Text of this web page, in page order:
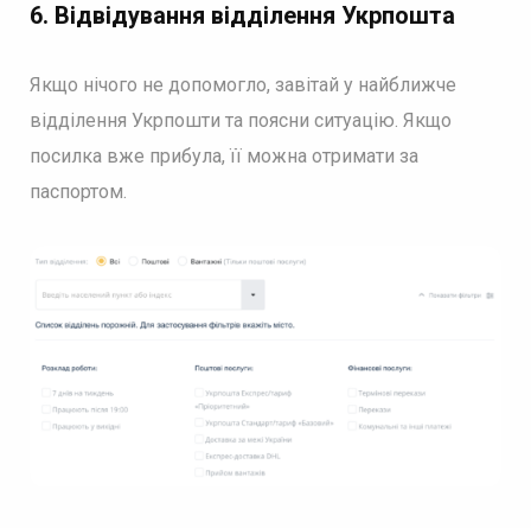
6. Відвідування відділення Укрпошта
Якщо нічого не допомогло, завітай у найближче
відділення Укрпошти та поясни ситуацію. Якщо
посилка вже прибула, її можна отримати за
паспортом.